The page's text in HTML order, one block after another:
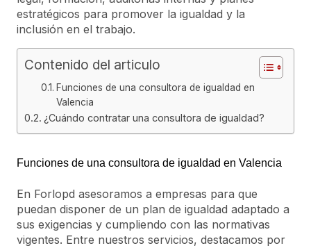
estratégicos para promover la igualdad y la
inclusión en el trabajo.
Contenido del articulo
Funciones de una consultora de igualdad en
Valencia
¿Cuándo contratar una consultora de igualdad?
Funciones de una consultora de igualdad en Valencia
En Forlopd asesoramos a empresas para que
puedan disponer de un plan de igualdad adaptado a
sus exigencias y cumpliendo con las normativas
vigentes. Entre nuestros servicios, destacamos por